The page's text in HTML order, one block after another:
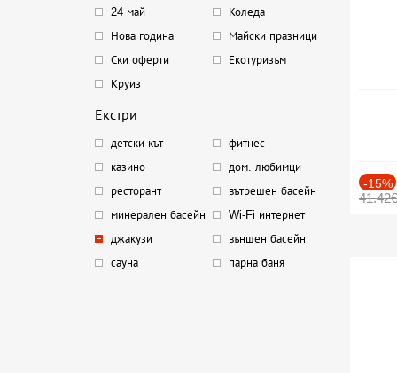
24 май
Коледа
Нова година
Майски празници
Ски оферти
Екотуризъм
Круиз
Екстри
детски кът
фитнес
казино
дом. любимци
ресторант
вътрешен басейн
минерален басейн
Wi-Fi интернет
джакузи
външен басейн
сауна
парна баня
-15%
41.42€